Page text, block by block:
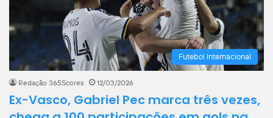
Futebol Internacional
Redação 365Scores 12/03/2026
Ex-Vasco, Gabriel Pec marca três vezes,